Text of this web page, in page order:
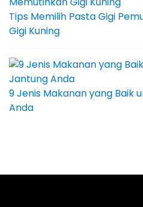
Tips Memilih Pasta Gigi
Gigi Kuning
9 Jenis Makanan yang Baik
Anda